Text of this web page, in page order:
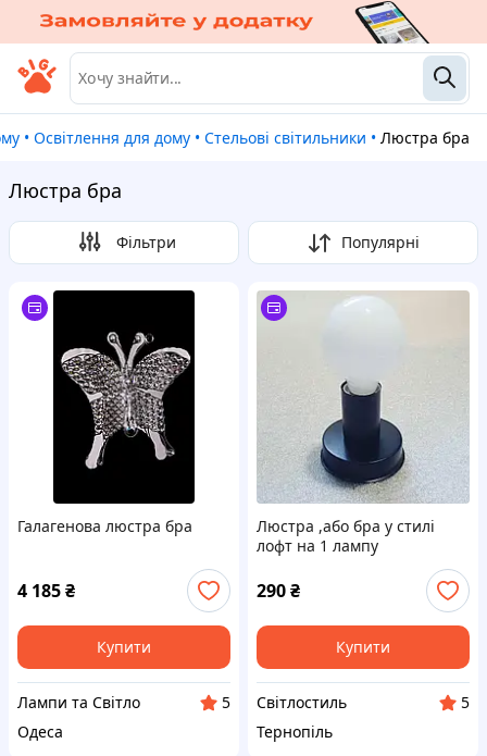
• Освітлення для дому • Стельові світильники • Люстра бра
Люстра бра
Фільтри Популярні
Галагенова люстра бра
4 185₴
Купити
Лампи та Світло
5
Одеса
Люстра ,або бра у стилі
лофт на 1 лампу
290₴
Купити
Світлостиль
5
Тернопіль